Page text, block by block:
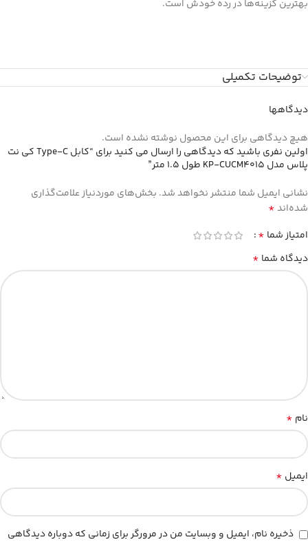
بهترین گزینه‌ها در رده خودش است.
توضیحات تکمیلی
دیدگاهها
هیچ دیدگاهی برای این محصول نوشته نشده است.
اولین نفری باشید که دیدگاهی را ارسال می کنید برای “کابل Type-C کی نت
پلاس مدل KP-CUCM4015 طول 1.5 متر”
نشانی ایمیل شما منتشر نخواهد شد. بخش‌های موردنیاز علامت‌گذاری
شده‌اند*
امتیاز شما *
دیدگاه شما *
نام *
ایمیل *
ذخیره نام، ایمیل و وبسایت من در مرورگر برای زمانی که دوباره دیدگاهی